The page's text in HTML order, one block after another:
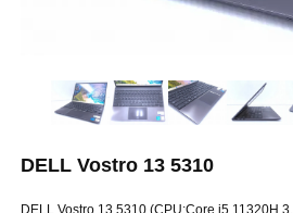
DELL Vostro 13 5310
DELL Vostro 13 5310 (CPU:Core i5 11320H